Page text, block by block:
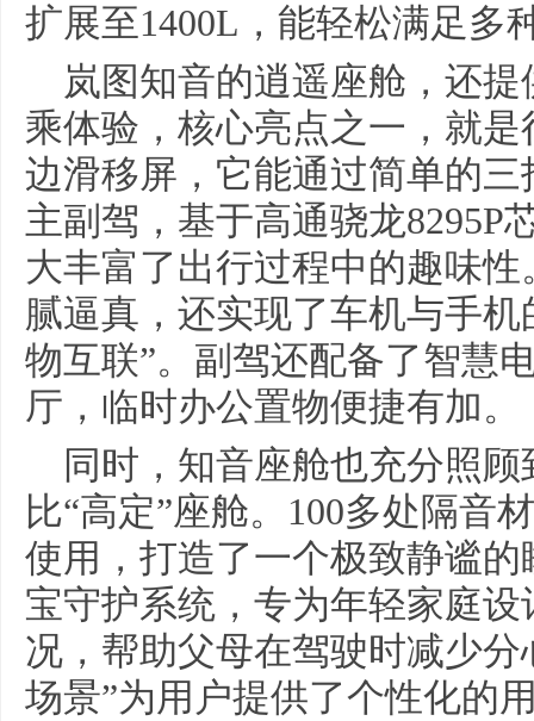
扩展至1400L，能轻松满足多
岚图知音的逍遥座舱，还
乘体验，核心亮点之一，就
边滑移屏，它能通过简单的
主副驾，基于高通骁龙8295P
大丰富了出行过程中的趣味
腻逼真，还实现了车机与手
物互联”。副驾还配备了智慧
厅，临时办公置物便捷有加。
同时，知音座舱也充分照
比“高定”座舱。100多处隔音
使用，打造了一个极致静谧
宝守护系统，专为年轻家庭
况，帮助父母在驾驶时减少
场景”为用户提供了个性化的